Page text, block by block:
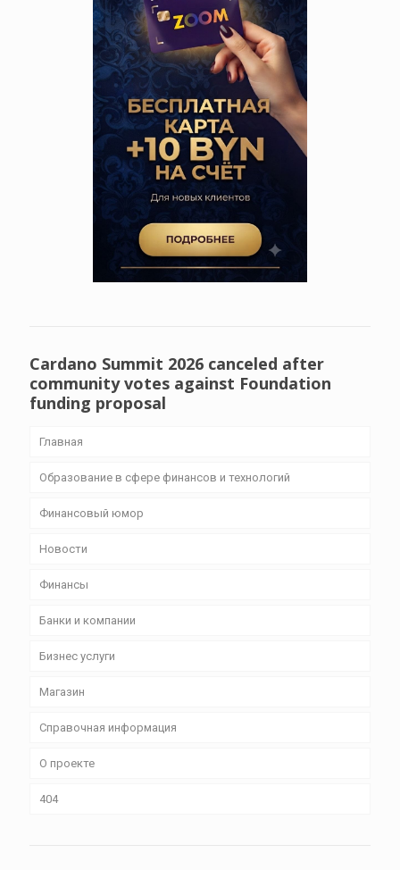
Cardano Summit 2026 canceled after
community votes against Foundation
funding proposal
Главная
Образование в сфере финансов и технологий
Финансовый юмор
Новости
Финансы
Банки и компании
Бизнес уcлуги
Магазин
Справочная информация
О проекте
404